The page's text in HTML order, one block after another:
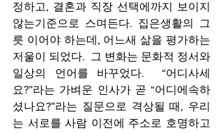
정하고, 결혼과 직장 선택에까지 보이지
않는기준으로 스며든다. 집은생활의 그
릇 이어야 하는데, 어느새 삶을 평가하는
저울이 되었다.  그 변화는 문화적 정서와
일상의 언어를 바꾸었다.  “어디사세
요?”라는 가벼운 인사가 곧 “어디에속하
셨나요?”라는 질문으로 격상될 때, 우리
는 서로를 사람 이전에 주소로 호명하고